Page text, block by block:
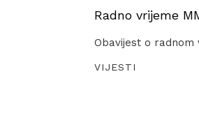
Radno vrijeme
Obavijest o radnom
VIJESTI